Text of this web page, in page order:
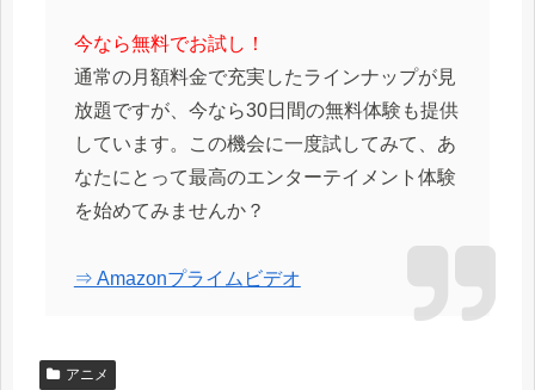
今なら無料でお試し！
通常の月額料金で充実したラインナップが見
放題ですが、今なら30日間の無料体験も提供
しています。この機会に一度試してみて、あ
なたにとって最高のエンターテイメント体験
を始めてみませんか？
⇒ Amazonプライムビデオ
アニメ